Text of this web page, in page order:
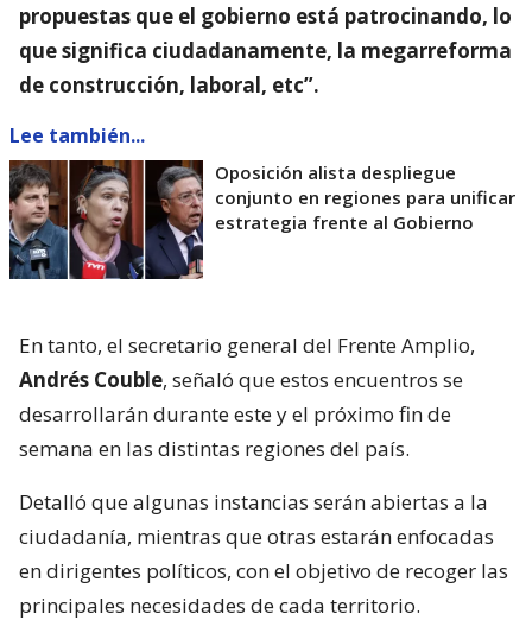
propuestas que el gobierno está patrocinando, lo
que significa ciudadanamente, la megarreforma
de construcción, laboral, etc”.
Lee también...
Oposición alista despliegue
conjunto en regiones para unificar
estrategia frente al Gobierno
En tanto, el secretario general del Frente Amplio,
Andrés Couble, señaló que estos encuentros se
desarrollarán durante este y el próximo fin de
semana en las distintas regiones del país.
Detalló que algunas instancias serán abiertas a la
ciudadanía, mientras que otras estarán enfocadas
en dirigentes políticos, con el objetivo de recoger las
principales necesidades de cada territorio.